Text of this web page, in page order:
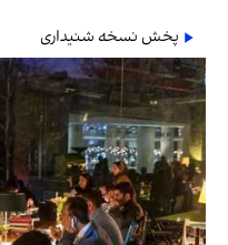
پخش نسخه شنیداری